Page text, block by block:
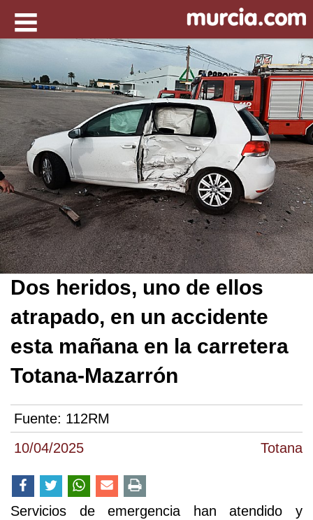
10/04/2025 Totana
Dos heridos, uno de ellos
atrapado, en un accidente
esta mañana en la carretera
Totana-Mazarrón
Fuente: 112RM
Servicios de emergencia han atendido y